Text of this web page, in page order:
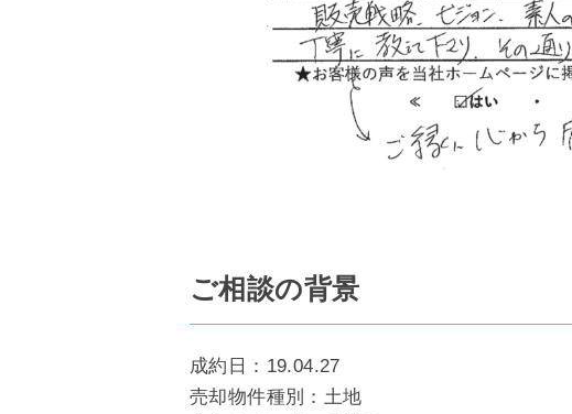
ご相談の背景
成約日：19.04.27
売却物件種別：土地